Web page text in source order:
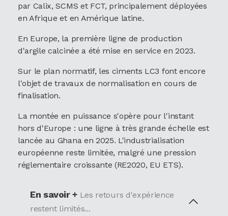
par Calix, SCMS et FCT, principalement déployées
en Afrique et en Amérique latine.
En Europe, la première ligne de production
d'argile calcinée a été mise en service en 2023.
Sur le plan normatif, les ciments LC3 font encore
l'objet de travaux de normalisation en cours de
finalisation.
La montée en puissance s'opère pour l'instant
hors d'Europe : une ligne à très grande échelle est
lancée au Ghana en 2025. L'industrialisation
européenne reste limitée, malgré une pression
réglementaire croissante (RE2020, EU ETS).
En savoir + Les retours d'expérience
restent limités...